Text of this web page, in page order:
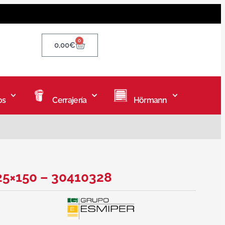
0,00€ 0
Cerrajería Hörmann
– 30410328